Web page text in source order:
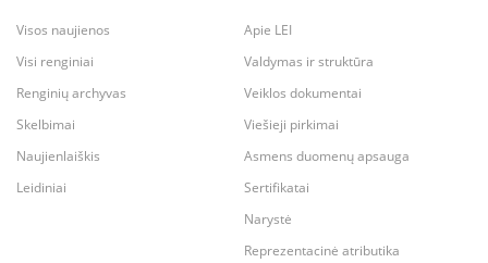
Visos naujienos
Visi renginiai
Renginių archyvas
Skelbimai
Naujienlaiškis
Leidiniai
Apie LEI
Valdymas ir struktūra
Veiklos dokumentai
Viešieji pirkimai
Asmens duomenų apsauga
Sertifikatai
Narystė
Reprezentacinė atributika